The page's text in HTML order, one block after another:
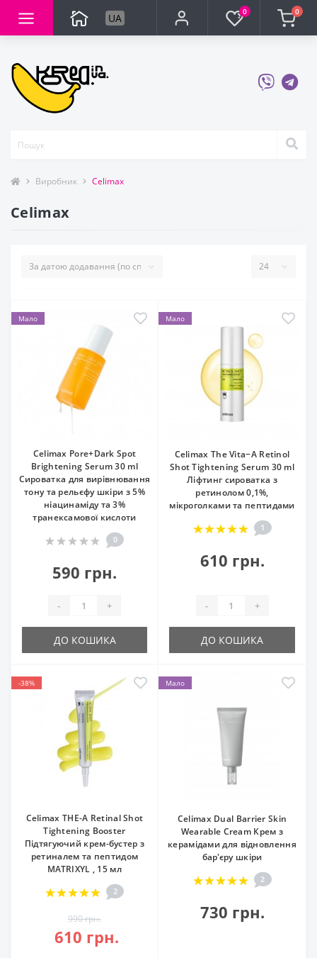
UA 0 0
Виробник Celimax
Celimax
Мало
Celimax Pore+Dark Spot
Brightening Serum 30 ml
Сироватка для вирівнювання
тону та рельєфу шкіри з 5%
ніацинаміду та 3%
транексамової кислоти
0
590 грн.
- +
ДО КОШИКА
Мало
Celimax The Vita−A Retinol
Shot Tightening Serum 30 ml
Ліфтинг сироватка з
ретинолом 0,1%,
мікроголками та пептидами
1
610 грн.
- +
ДО КОШИКА
-38%
Celimax THE-A Retinal Shot
Tightening Booster
Підтягуючий крем-бустер з
ретиналем та пептидом
MATRIXYL , 15 мл
2
990 грн.
610 грн.
Мало
Celimax Dual Barrier Skin
Wearable Cream Крем з
керамідами для відновлення
бар'єру шкіри
2
730 грн.